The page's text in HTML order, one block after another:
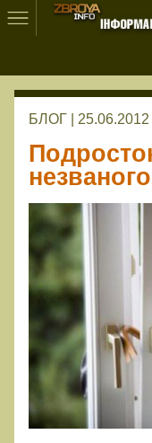
БЛОГ | 25.06.2012 |